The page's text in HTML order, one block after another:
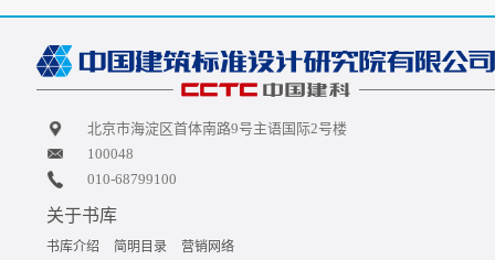
北京市海淀区首体南路9号主语国际2号楼
100048
010-68799100
关于书库
书库介绍 简明目录 营销网络